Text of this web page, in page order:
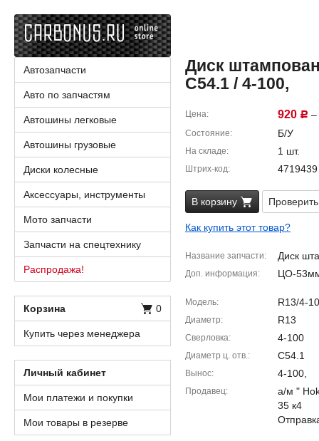
Диск
C54.1 / 4-100,
Цена 920 Р –
Состояние Б/У
На складе 1 шт.
Штрих-код 4719439
В корзину
Как купить этот товар?
Название запчасти Диск
Доп. информация ЦО-
Модель R13/4-
Диаметр R13
Сверловка 4-100
Диаметр ц. отв. C54.1
Вынос 4-100,
Продавец
а/м "
35 к4
Автозапчасти
Авто по запчастям
Автошины легковые
Автошины грузовые
Диски колесные
Аксессуары, инструменты
Мото запчасти
Запчасти на спецтехнику
Распродажа!
Корзина 0
Купить через менеджера
Личный кабинет
Мои платежи и покупки
Мои товары в резерве